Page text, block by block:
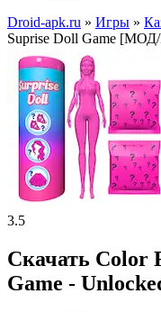
Droid-apk.ru » Игры »
Suprise Doll Game
3.5
Скачать Color
Game -